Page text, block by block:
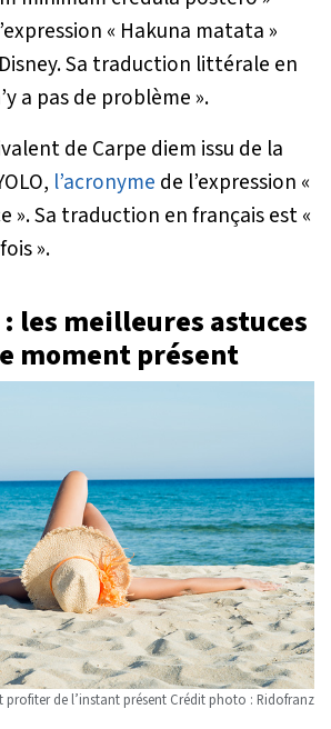
« Hakuna matata »
Sa traduction littérale en
a pas de problème ».
de Carpe diem issu de la
l’acronyme de l’expression «
». Sa traduction en français est «
».
les meilleures astuces
moment présent
profiter de l’instant présent Crédit photo : Ridofranz